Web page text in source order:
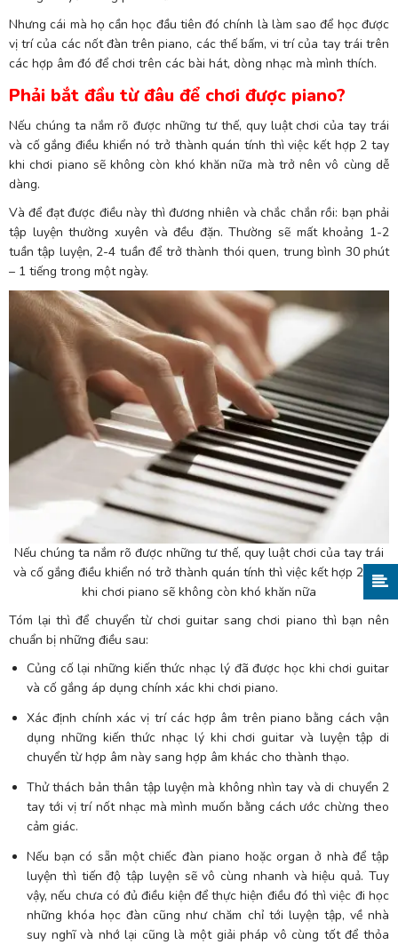
Nhưng cái mà họ cần học đầu tiên đó chính là làm sao để học được
vị trí của các nốt đàn trên piano, các thế bấm, vi trí của tay trái trên
các hợp âm đó để chơi trên các bài hát, dòng nhạc mà mình thích.
Phải bắt đầu từ đâu để chơi được piano?
Nếu chúng ta nắm rõ được những tư thế, quy luật chơi của tay trái
và cố gắng điều khiển nó trở thành quán tính thì việc kết hợp 2 tay
khi chơi piano sẽ không còn khó khăn nữa mà trở nên vô cùng dễ
dàng.
Và để đạt được điều này thì đương nhiên và chắc chắn rồi: bạn phải
tập luyện thường xuyên và đều đặn. Thường sẽ mất khoảng 1-2
tuần tập luyện, 2-4 tuần để trở thành thói quen, trung bình 30 phút
– 1 tiếng trong một ngày.
Nếu chúng ta nắm rõ được những tư thế, quy luật chơi của tay trái
và cố gắng điều khiển nó trở thành quán tính thì việc kết hợp 2 tay
khi chơi piano sẽ không còn khó khăn nữa
Tóm lại thì để chuyển từ chơi guitar sang chơi piano thì bạn nên
chuẩn bị những điều sau:
Củng cố lại những kiến thức nhạc lý đã được học khi chơi guitar
và cố gắng áp dụng chính xác khi chơi piano.
Xác định chính xác vị trí các hợp âm trên piano bằng cách vận
dụng những kiến thức nhạc lý khi chơi guitar và luyện tập di
chuyển từ hợp âm này sang hợp âm khác cho thành thạo.
Thử thách bản thân tập luyện mà không nhìn tay và di chuyển 2
tay tới vị trí nốt nhạc mà mình muốn bằng cách ước chừng theo
cảm giác.
Nếu bạn có sẵn một chiếc đàn piano hoặc organ ở nhà để tập
luyện thì tiến độ tập luyện sẽ vô cùng nhanh và hiệu quả. Tuy
vậy, nếu chưa có đủ điều kiện để thực hiện điều đó thì việc đi học
những khóa học đàn cũng như chăm chỉ tới luyện tập, về nhà
suy nghĩ và nhớ lại cũng là một giải pháp vô cùng tốt để thỏa